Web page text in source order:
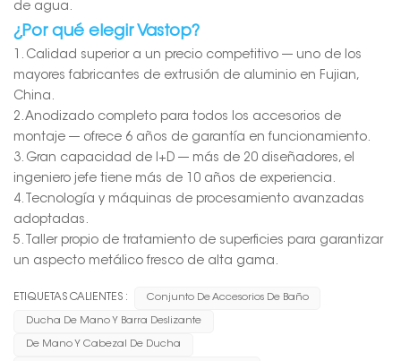
de agua.
¿Por qué elegir Vastop?
1. Calidad superior a un precio competitivo --- uno de los
mayores fabricantes de extrusión de aluminio en Fujian,
China.
2. Anodizado completo para todos los accesorios de
montaje --- ofrece 6 años de garantía en funcionamiento.
3. Gran capacidad de I+D --- más de 20 diseñadores, el
ingeniero jefe tiene más de 10 años de experiencia.
4. Tecnología y máquinas de procesamiento avanzadas
adoptadas.
5. Taller propio de tratamiento de superficies para garantizar
un aspecto metálico fresco de alta gama.
ETIQUETAS CALIENTES : Conjunto De Accesorios De Baño
Ducha De Mano Y Barra Deslizante
De Mano Y Cabezal De Ducha